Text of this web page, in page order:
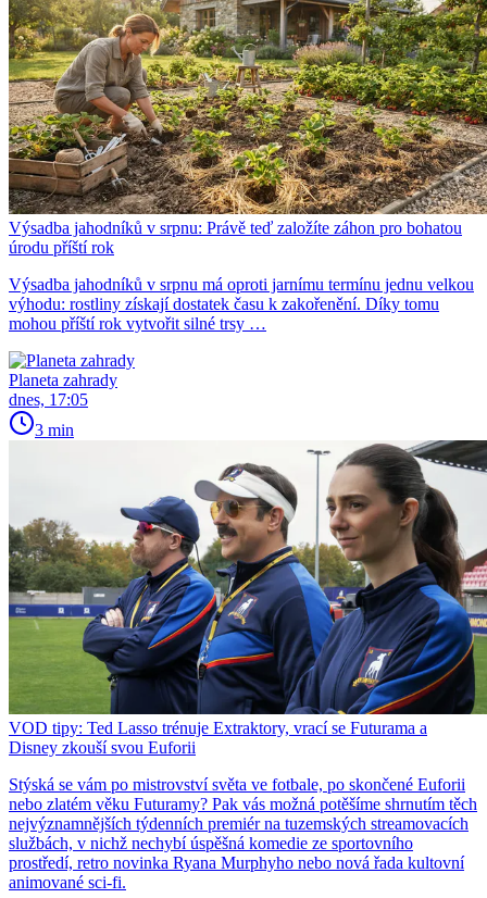
Výsadba jahodníků v srpnu: Právě teď založíte záhon pro bohatou
úrodu příští rok
Výsadba jahodníků v srpnu má oproti jarnímu termínu jednu velkou
výhodu: rostliny získají dostatek času k zakořenění. Díky tomu
mohou příští rok vytvořit silné trsy …
Planeta zahrady
dnes, 17:05
3 min
VOD tipy: Ted Lasso trénuje Extraktory, vrací se Futurama a
Disney zkouší svou Euforii
Stýská se vám po mistrovství světa ve fotbale, po skončené Euforii
nebo zlatém věku Futuramy? Pak vás možná potěšíme shrnutím těch
nejvýznamnějších týdenních premiér na tuzemských streamovacích
službách, v nichž nechybí úspěšná komedie ze sportovního
prostředí, retro novinka Ryana Murphyho nebo nová řada kultovní
animované sci-fi.